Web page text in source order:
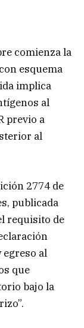
comienza la
esquema
implica
al
previo a
al
2774 de
publicada
requisito de
al
que
bajo la